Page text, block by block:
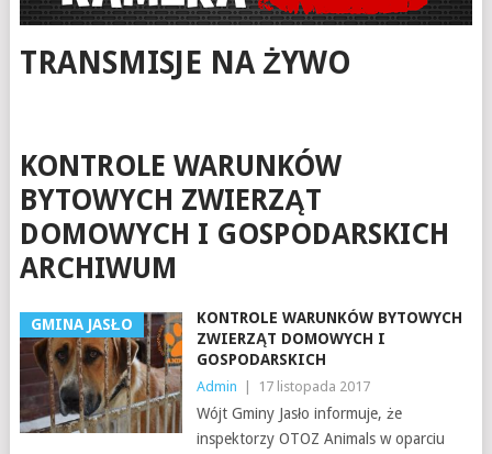
TRANSMISJE NA ŻYWO
KONTROLE WARUNKÓW
BYTOWYCH ZWIERZĄT
DOMOWYCH I GOSPODARSKICH
ARCHIWUM
GMINA JASŁO
KONTROLE WARUNKÓW BYTOWYCH
ZWIERZĄT DOMOWYCH I
GOSPODARSKICH
Admin 17 listopada 2017
Wójt Gminy Jasło informuje, że
inspektorzy OTOZ Animals w oparciu